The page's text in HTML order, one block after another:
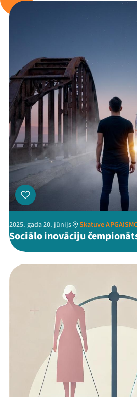
Mana
Festivāls
Arhīvs
Viņi bija
Jaunumi
Ziedo
2025. gada 20. jūnijs Skatuve
Sociālo inovāciju